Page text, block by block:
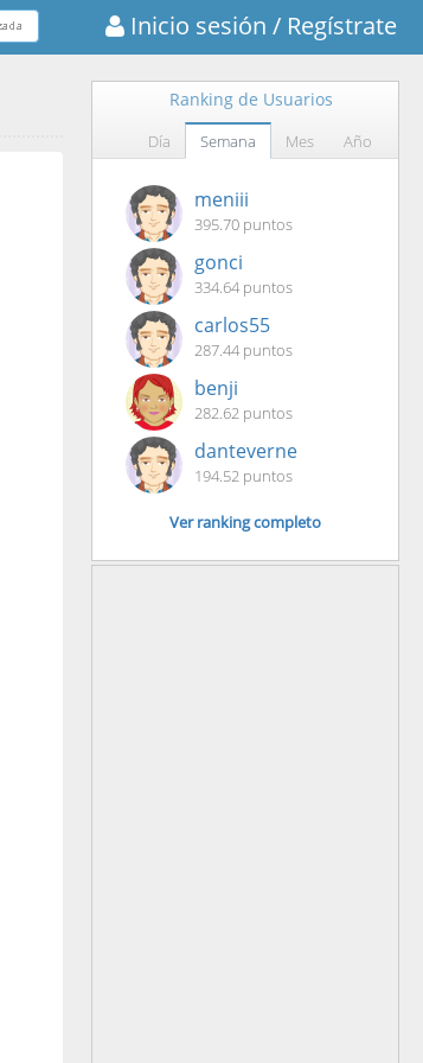
Inicio sesión / Regístrate
Ranking de Usuarios
Día Semana Mes Año
meniii
395.70 puntos
gonci
334.64 puntos
carlos55
287.44 puntos
benji
282.62 puntos
danteverne
194.52 puntos
Ver ranking completo